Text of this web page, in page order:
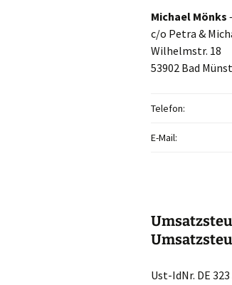
Michael Mönks
c/o Petra &
Wilhelmstr. 18
53902 Bad
Telefon:
E-Mail:
Ust-IdNr. DE 323